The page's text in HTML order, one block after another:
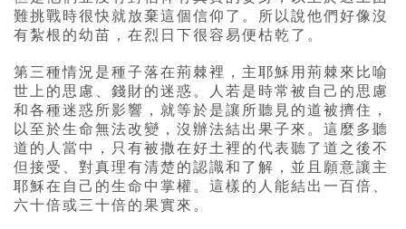
難挑戰時很快就放棄這個信仰了。所以說他們好像沒
有紮根的幼苗，在烈日下很容易便枯乾了。
第三種情況是種子落在荊棘裡，主耶穌用荊棘來比喻
世上的思慮、錢財的迷惑。人若是時常被自己的思慮
和各種迷惑所影響，就等於是讓所聽見的道被擠住，
以至於生命無法改變，沒辦法結出果子來。這麼多聽
道的人當中，只有被撒在好土裡的代表聽了道之後不
但接受、對真理有清楚的認識和了解，並且願意讓主
耶穌在自己的生命中掌權。這樣的人能結出一百倍、
六十倍或三十倍的果實來。